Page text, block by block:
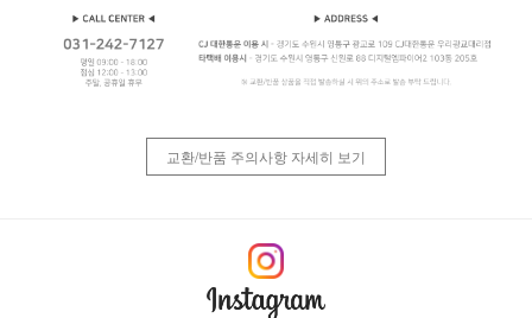
교환/반품 주의사항 자세히 보기